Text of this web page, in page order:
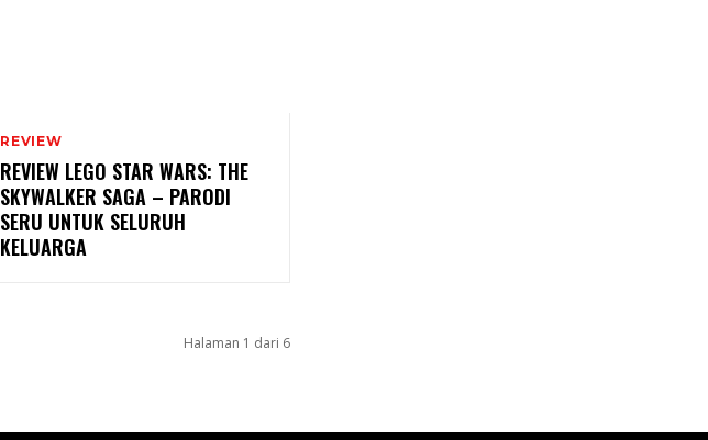
REVIEW
REVIEW LEGO STAR WARS: THE
SKYWALKER SAGA – PARODI
SERU UNTUK SELURUH
KELUARGA
Halaman 1 dari 6